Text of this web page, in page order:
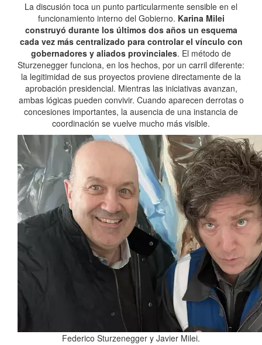
La discusión toca un punto particularmente sensible en el
funcionamiento interno del Gobierno. Karina Milei
construyó durante los últimos dos años un esquema
cada vez más centralizado para controlar el vínculo con
gobernadores y aliados provinciales. El método de
Sturzenegger funciona, en los hechos, por un carril diferente:
la legitimidad de sus proyectos proviene directamente de la
aprobación presidencial. Mientras las iniciativas avanzan,
ambas lógicas pueden convivir. Cuando aparecen derrotas o
concesiones importantes, la ausencia de una instancia de
coordinación se vuelve mucho más visible.
Federico Sturzenegger y Javier Milei.